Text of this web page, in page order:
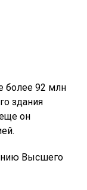
более 92 млн
здания
он
Высшего